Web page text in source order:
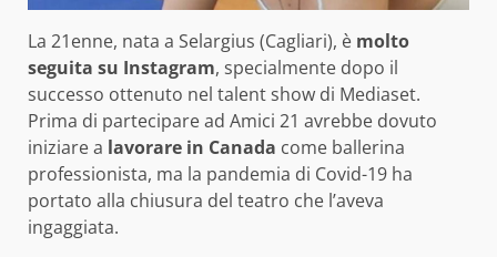
La 21enne, nata a Selargius (Cagliari), è molto
seguita su Instagram, specialmente dopo il
successo ottenuto nel talent show di Mediaset.
Prima di partecipare ad Amici 21 avrebbe dovuto
iniziare a lavorare in Canada come ballerina
professionista, ma la pandemia di Covid-19 ha
portato alla chiusura del teatro che l’aveva
ingaggiata.